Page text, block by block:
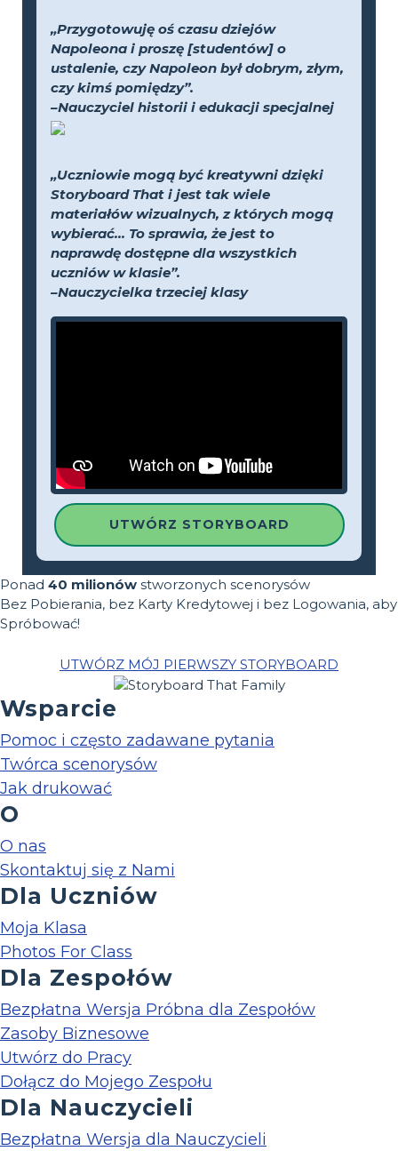
„Przygotowuję oś czasu dziejów
Napoleona i proszę [studentów] o
ustalenie, czy Napoleon był dobrym, złym,
czy kimś pomiędzy”.
–Nauczyciel historii i edukacji specjalnej
„Uczniowie mogą być kreatywni dzięki
Storyboard That i jest tak wiele
materiałów wizualnych, z których mogą
wybierać... To sprawia, że jest to
naprawdę dostępne dla wszystkich
uczniów w klasie”.
–Nauczycielka trzeciej klasy
UTWÓRZ STORYBOARD
Ponad 40 milionów stworzonych scenorysów
Bez Pobierania, bez Karty Kredytowej i bez Logowania, aby
Spróbować!
UTWÓRZ MÓJ PIERWSZY STORYBOARD
Wsparcie
Pomoc i często zadawane pytania
Twórca scenorysów
Jak drukować
O
O nas
Skontaktuj się z Nami
Dla Uczniów
Moja Klasa
Photos For Class
Dla Zespołów
Bezpłatna Wersja Próbna dla Zespołów
Zasoby Biznesowe
Utwórz do Pracy
Dołącz do Mojego Zespołu
Dla Nauczycieli
Bezpłatna Wersja dla Nauczycieli